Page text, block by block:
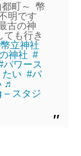
町～⁡⁡ ⁡⁡ ⁡幣
明です
古の神
も行き
立神社
神社 ⁡ ⁡#
パワース
たい ⁡ ⁡#パ
♬
– スタジ